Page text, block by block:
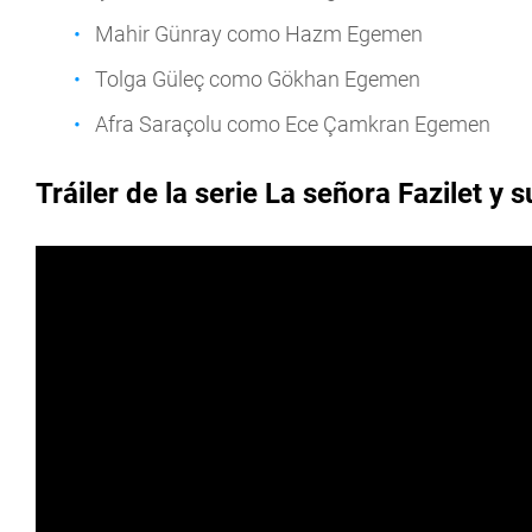
Mahir Günray como Hazm Egemen
Tolga Güleç como Gökhan Egemen
Afra Saraçolu como Ece Çamkran Egemen
Tráiler de la serie La señora Fazilet y